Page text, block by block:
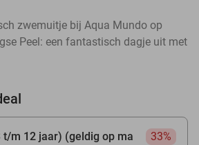
zwemuitje bij Aqua Mundo op
Peel: een fantastisch dagje uit met
t/m 12 jaar) (geldig op ma
33%